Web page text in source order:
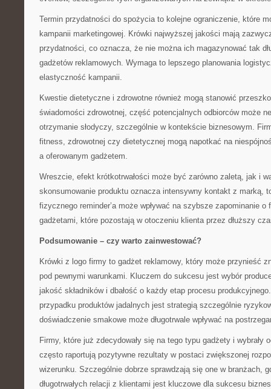
Termin przydatności do spożycia to kolejne ograniczenie, które
kampanii marketingowej. Krówki najwyższej jakości mają
przydatności, co oznacza, że nie można ich magazynować tak
gadżetów reklamowych. Wymaga to lepszego planowania
elastyczność kampanii.
Kwestie dietetyczne i zdrowotne również mogą stanowić
świadomości zdrowotnej, część potencjalnych odbiorców może
otrzymanie słodyczy, szczególnie w kontekście biznesowym.
fitness, zdrowotnej czy dietetycznej mogą napotkać na
a oferowanym gadżetem.
Wreszcie, efekt krótkotrwałości może być zarówno zaletą, jak i
skonsumowanie produktu oznacza intensywny kontakt z marką,
fizycznego reminder’a może wpływać na szybsze zapominanie o
gadżetami, które pozostają w otoczeniu klienta przez dłuższy
Podsumowanie – czy warto zainwestować?
Krówki z logo firmy to gadżet reklamowy, który może przynieść
pod pewnymi warunkami. Kluczem do sukcesu jest wybór
jakość składników i dbałość o każdy etap procesu
przypadku produktów jadalnych jest strategią szczególnie
doświadczenie smakowe może długotrwale wpływać na
Firmy, które już zdecydowały się na tego typu gadżety i wybrały
często raportują pozytywne rezultaty w postaci zwiększonej
wizerunku. Szczególnie dobrze sprawdzają się one w branżach,
długotrwałych relacji z klientami jest kluczowe dla sukcesu